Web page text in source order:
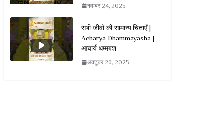
नवम्बर 24, 2025
सभी जीवों की सामान्य चिंताएँ |
Acharya Dhammayasha |
आचार्य धम्मयश
अक्टूबर 20, 2025